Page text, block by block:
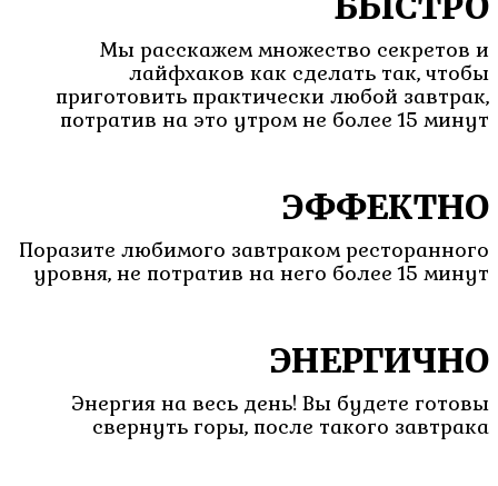
Мы расскажем множество секретов и
лайфхаков как сделать так, чтобы
приготовить практически любой завтрак,
потратив на это утром не более 15 минут
ЭФФЕКТНО
Поразите любимого завтраком ресторанного
уровня, не потратив на него более 15 минут
ЭНЕРГИЧНО
Энергия на весь день! Вы будете готовы
свернуть горы, после такого завтрака